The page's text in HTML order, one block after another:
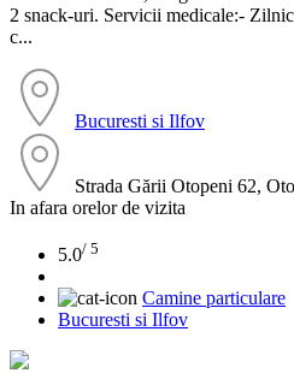
2 snack-uri. Servicii medicale:-
c...
Bucuresti si Ilfov
Strada Gării Otopeni 62,
In afara orelor de vizita
5.0/ 5
Camine particulare
Bucuresti si Ilfov